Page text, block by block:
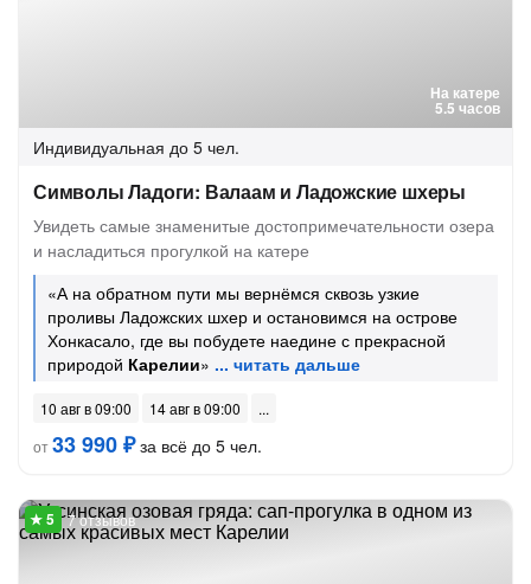
На катере
5.5 часов
Индивидуальная до 5 чел.
Символы Ладоги: Валаам и Ладожские шхеры
Увидеть самые знаменитые достопримечательности озера
и насладиться прогулкой на катере
«А на обратном пути мы вернёмся сквозь узкие
проливы Ладожских шхер и остановимся на острове
Хонкасало, где вы побудете наедине с прекрасной
природой Карелии»
10 авг в 09:00
14 авг в 09:00
от33 990 ₽за всё до 5 чел.
7 отзывов